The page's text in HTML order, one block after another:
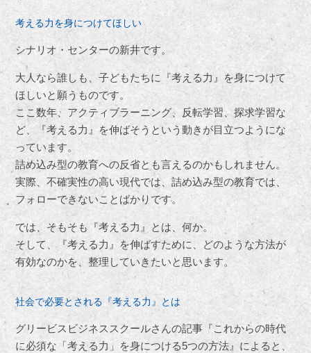
考える力を身につけてほしい
シナリオ・センターの新井です。
大人なら誰しも、子どもたちに『考える力』を身につけて
ほしいと願うものです。
ここ数年、アクティブラーニング、反転学習、探求学習な
ど、『考える力』を伸ばそうという動きが目立つようにな
っています。
詰め込み型の教育への反省とも言えるのかもしれません。
実際、不確実性の高い現代では、詰め込み型の教育では、
フォローできないことばかりです。
では、そもそも『考える力』とは、何か。
そして、『考える力』を伸ばすために、どのような方法が
有効なのかを、整理していきたいと思います。
社会で必要とされる『考える力』とは
グリービスビジネススクールさんの記事『これからの時代
に必須な「考える力」を身につける5つの方法』によると、